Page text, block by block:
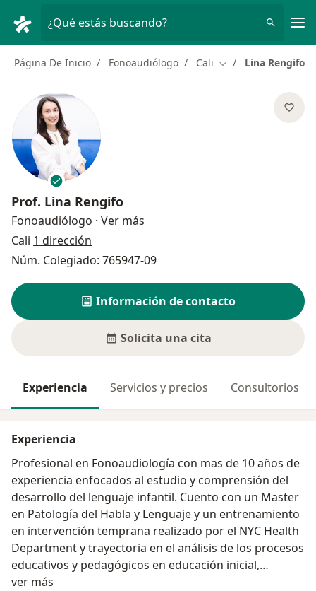
¿Qué estás buscando?
Página De Inicio Fonoaudiólogo Cali Cambiar de ciudad
Lina Rengifo
Prof. Lina Rengifo
Fonoaudiólogo · Ver más
Cali 1 dirección
Núm. Colegiado: 765947-09
Información de contacto
Solicita una cita
Experiencia Servicios y precios Consultorios
Experiencia
Profesional en Fonoaudiología con mas de 10 años de
experiencia enfocados al estudio y comprensión del
desarrollo del lenguaje infantil. Cuento con un Master
en Patología del Habla y Lenguaje y un entrenamiento
en intervención temprana realizado por el NYC Health
Department y trayectoria en el análisis de los procesos
educativos y pedagógicos en educación inicial,
orientación y asesoría educativa y familiar en el marco
ver más